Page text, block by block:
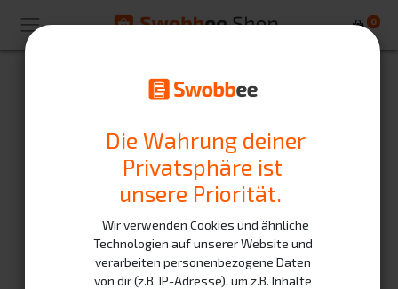
0
Bestätigen
Zurück zur Anmeldung
Die Wahrung deiner
Privatsphäre ist
unsere Priorität.
Wir verwenden Cookies und ähnliche
Technologien auf unserer Website und
verarbeiten personenbezogene Daten
von dir (z.B. IP-Adresse), um z.B. Inhalte